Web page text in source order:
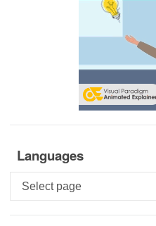
Languages
Languages